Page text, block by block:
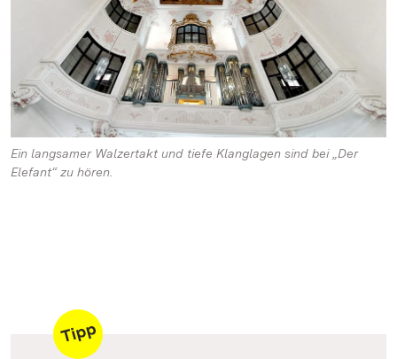
Ein langsamer Walzertakt und tiefe Klanglagen sind bei „Der
Elefant“ zu hören.